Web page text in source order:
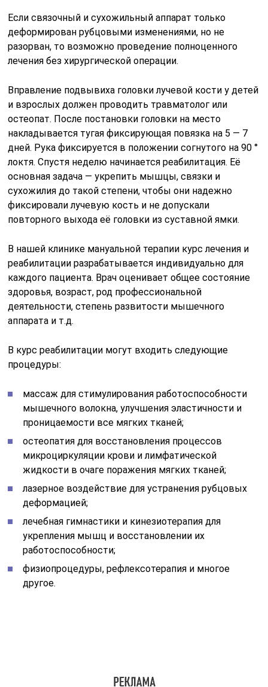
Если связочный и сухожильный аппарат только
деформирован рубцовыми изменениями, но не
разорван, то возможно проведение полноценного
лечения без хирургической операции.
Вправление подвывиха головки лучевой кости у детей
и взрослых должен проводить травматолог или
остеопат. После постановки головки на место
накладывается тугая фиксирующая повязка на 5 — 7
дней. Рука фиксируется в положении согнутого на 90 °
локтя. Спустя неделю начинается реабилитация. Её
основная задача — укрепить мышцы, связки и
сухожилия до такой степени, чтобы они надежно
фиксировали лучевую кость и не допускали
повторного выхода её головки из суставной ямки.
В нашей клинике мануальной терапии курс лечения и
реабилитации разрабатывается индивидуально для
каждого пациента. Врач оценивает общее состояние
здоровья, возраст, род профессиональной
деятельности, степень развитости мышечного
аппарата и т.д.
В курс реабилитации могут входить следующие
процедуры:
массаж для стимулирования работоспособности
мышечного волокна, улучшения эластичности и
проницаемости все мягких тканей;
остеопатия для восстановления процессов
микроциркуляции крови и лимфатической
жидкости в очаге поражения мягких тканей;
лазерное воздействие для устранения рубцовых
деформацией;
лечебная гимнастики и кинезиотерапия для
укрепления мышц и восстановлении их
работоспособности;
физиопроцедуры, рефлексотерапия и многое
другое.